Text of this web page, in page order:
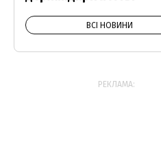
ВСІ НОВИНИ
РЕКЛАМА: